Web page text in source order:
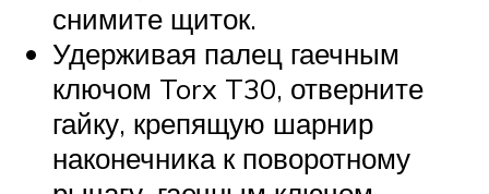
снимите щиток.
Удерживая палец гаечным
ключом Torx T30, отверните
гайку, крепящую шарнир
наконечника к поворотному